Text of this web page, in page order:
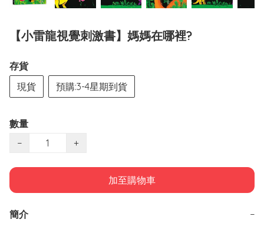
【小雷龍視覺刺激書】媽媽在哪裡?
存貨
現貨
預購:3-4星期到貨
數量
−
+
加至購物車
簡介 −